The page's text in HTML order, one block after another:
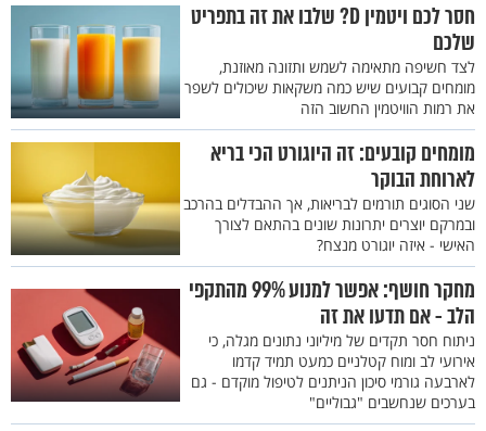
חסר לכם ויטמין D? שלבו את זה בתפריט
שלכם
לצד חשיפה מתאימה לשמש ותזונה מאוזנת,
מומחים קבועים שיש כמה משקאות שיכולים לשפר
את רמות הוויטמין החשוב הזה
מומחים קובעים: זה היוגורט הכי בריא
לארוחת הבוקר
שני הסוגים תורמים לבריאות, אך ההבדלים בהרכב
ובמרקם יוצרים יתרונות שונים בהתאם לצורך
האישי - איזה יוגורט מנצח?
מחקר חושף: אפשר למנוע 99% מהתקפי
הלב - אם תדעו את זה
ניתוח חסר תקדים של מיליוני נתונים מגלה, כי
אירועי לב ומוח קטלניים כמעט תמיד קדמו
לארבעה גורמי סיכון הניתנים לטיפול מוקדם - גם
בערכים שנחשבים "גבוליים"